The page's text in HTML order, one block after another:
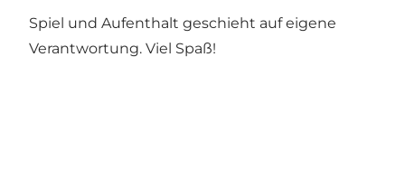
Spiel und Aufenthalt geschieht auf eigene
Verantwortung. Viel Spaß!